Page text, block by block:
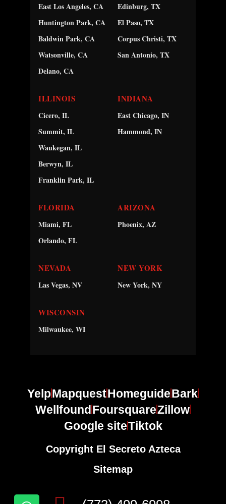
East Los Angeles, CA
Huntington Park, CA
Baldwin Park, CA
Watsonville, CA
Delano, CA
Edinburg, TX
El Paso, TX
Corpus Christi, TX
San Antonio, TX
ILLINOIS
Cicero, IL
Summit, IL
Waukegan, IL
Berwyn, IL
Franklin Park, IL
INDIANA
East Chicago, IN
Hammond, IN
FLORIDA
Miami, FL
Orlando, FL
ARIZONA
Phoenix, AZ
NEVADA
Las Vegas, NV
NEW YORK
New York, NY
WISCONSIN
Milwaukee, WI
YelpMapquestHomeguideBark
WellfoundFoursquareZillow
Google siteTiktok
Copyright El Secreto Azteca
Sitemap